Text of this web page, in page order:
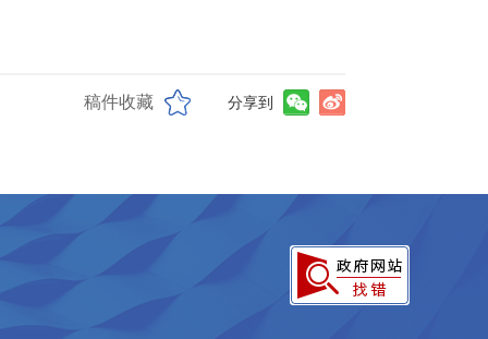
稿件收藏 分享到